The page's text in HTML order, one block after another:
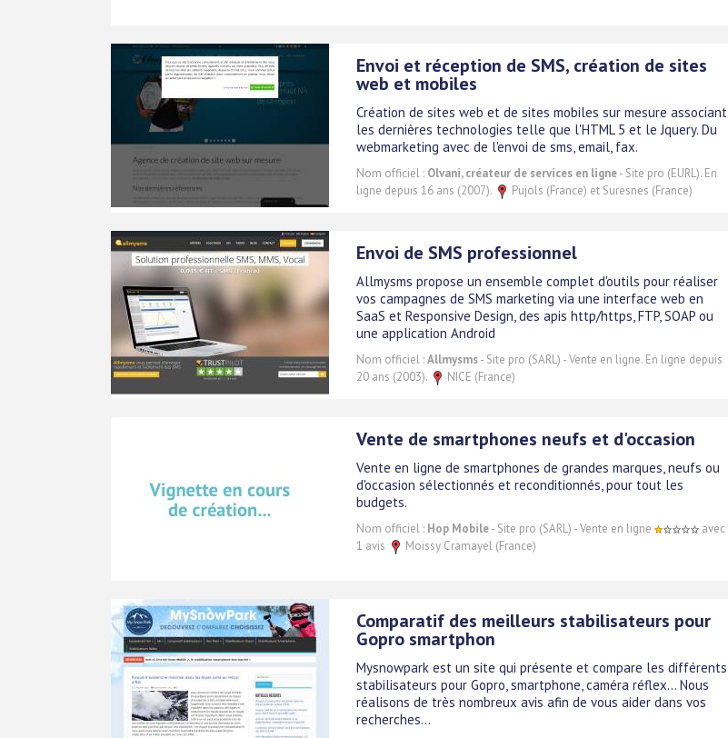
Envoi et réception de SMS, création de sites
web et mobiles
Création de sites web et de sites mobiles sur mesure associant
les dernières technologies telle que l'HTML 5 et le Jquery. Du
webmarketing avec de l'envoi de sms, email, fax.
Nom officiel : Olvani, créateur de services en ligne- Site pro (EURL). En
ligne depuis 16 ans (2007).
Pujols (France) et Suresnes (France)
Envoi de SMS professionnel
Allmysms propose un ensemble complet d'outils pour réaliser
vos campagnes de SMS marketing via une interface web en
SaaS et Responsive Design, des apis http/https, FTP, SOAP ou
une application Android
Nom officiel :Allmysms- Site pro (SARL) - Vente en ligne. En ligne depuis
20 ans (2003).
NICE (France)
Vente de smartphones neufs et d'occasion
Vente en ligne de smartphones de grandes marques, neufs ou
d'occasion sélectionnés et reconditionnés, pour tout les
budgets.
Nom officiel : Hop Mobile- Site pro (SARL) - Vente en ligne
avec
1 avis
Moissy Cramayel (France)
Comparatif des meilleurs stabilisateurs pour
Gopro smartphon
Mysnowpark est un site qui présente et compare les différents
stabilisateurs pour Gopro, smartphone, caméra réflex... Nous
réalisons de très nombreux avis afin de vous aider dans vos
recherches...